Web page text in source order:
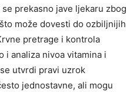
prekasno jave ljekaru zbog
može dovesti do ozbiljnijih
pretrage i kontrola
i analiza nivoa vitamina i
utvrdi pravi uzrok
jednostavne, ali mogu